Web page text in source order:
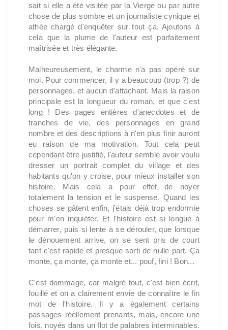
sait si elle a été visitée par la Vierge ou par autre
chose de plus sombre et un journaliste cynique et
athée chargé d'enquêter sur tout ça. Ajoutons à
cela que la plume de l'auteur est parfaitement
maîtrisée et très élégante.
Malheureusement, le charme n'a pas opéré sur
moi. Pour commencer, il y a beaucoup (trop ?) de
personnages, et aucun d'attachant. Mais la raison
principale est la longueur du roman, et que c'est
long ! Des pages entières d'anecdotes et de
tranches de vie, des personnages en grand
nombre et des descriptions à n'en plus finir auront
eu raison de ma motivation. Tout cela peut
cependant être justifié, l'auteur semble avoir voulu
dresser un portrait complet du village et des
habitants qu'on y croise, pour mieux installer son
histoire. Mais cela a pour effet de noyer
totalement la tension et le suspense. Quand les
choses se gâtent enfin, j'étais déjà trop endormie
pour m'en inquiéter. Et l'histoire est si longue à
démarrer, puis si lente à se dérouler, que lorsque
le dénouement arrive, on se sent pris de court
tant c'est rapide et presque sorti de nulle part. Ça
monte, ça monte, ça monte et... pouf, fini ! Bon...
C'est dommage, car malgré tout, c'est bien écrit,
fouillé et on a clairement envie de connaître le fin
mot de l'histoire. Il y a également certains
passages réellement prenants, mais, encore une
fois, noyés dans un flot de palabres interminables.